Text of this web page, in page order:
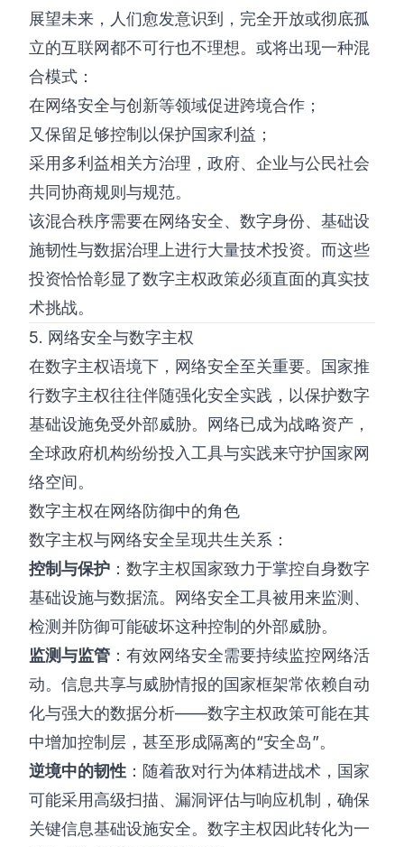
展望未来，人们愈发意识到，完全开放或彻底孤
立的互联网都不可行也不理想。或将出现一种混
合模式：
在网络安全与创新等领域促进跨境合作；
又保留足够控制以保护国家利益；
采用多利益相关方治理，政府、企业与公民社会
共同协商规则与规范。
该混合秩序需要在网络安全、数字身份、基础设
施韧性与数据治理上进行大量技术投资。而这些
投资恰恰彰显了数字主权政策必须直面的真实技
术挑战。
5. 网络安全与数字主权
在数字主权语境下，网络安全至关重要。国家推
行数字主权往往伴随强化安全实践，以保护数字
基础设施免受外部威胁。网络已成为战略资产，
全球政府机构纷纷投入工具与实践来守护国家网
络空间。
数字主权在网络防御中的角色
数字主权与网络安全呈现共生关系：
控制与保护 ：数字主权国家致力于掌控自身数字
基础设施与数据流。网络安全工具被用来监测、
检测并防御可能破坏这种控制的外部威胁。
监测与监管 ：有效网络安全需要持续监控网络活
动。信息共享与威胁情报的国家框架常依赖自动
化与强大的数据分析——数字主权政策可能在其
中增加控制层，甚至形成隔离的“安全岛”。
逆境中的韧性 ：随着敌对行为体精进战术，国家
可能采用高级扫描、漏洞评估与响应机制，确保
关键信息基础设施安全。数字主权因此转化为一